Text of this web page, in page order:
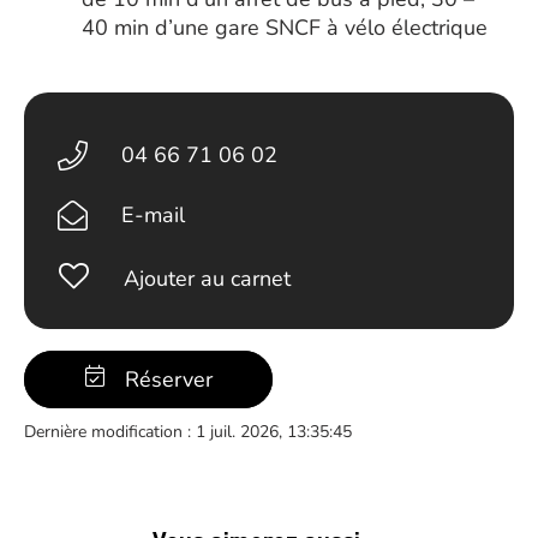
40 min d’une gare SNCF à vélo électrique
04 66 71 06 02
E-mail
Ajouter au carnet
Réserver
Dernière modification : 1 juil. 2026, 13:35:45